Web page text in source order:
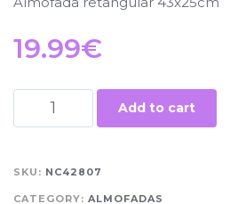
19.99€
Add to cart
SKU: NC42807
CATEGORY: ALMOFADAS